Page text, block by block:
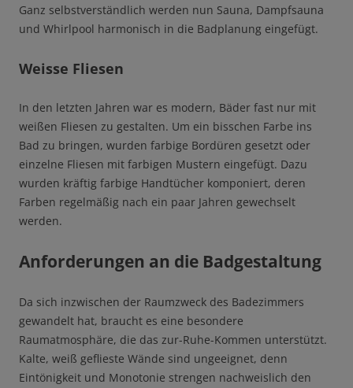
Ganz selbstverständlich werden nun Sauna, Dampfsauna
und Whirlpool harmonisch in die Badplanung eingefügt.
Weisse Fliesen
In den letzten Jahren war es modern, Bäder fast nur mit
weißen Fliesen zu gestalten. Um ein bisschen Farbe ins
Bad zu bringen, wurden farbige Bordüren gesetzt oder
einzelne Fliesen mit farbigen Mustern eingefügt. Dazu
wurden kräftig farbige Handtücher komponiert, deren
Farben regelmäßig nach ein paar Jahren gewechselt
werden.
Anforderungen an die Badgestaltung
Da sich inzwischen der Raumzweck des Badezimmers
gewandelt hat, braucht es eine besondere
Raumatmosphäre, die das zur-Ruhe-Kommen unterstützt.
Kalte, weiß geflieste Wände sind ungeeignet, denn
Eintönigkeit und Monotonie strengen nachweislich den